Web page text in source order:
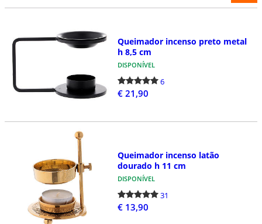
Queimador incenso preto metal
h 8,5 cm
DISPONÍVEL
6
€ 21,90
Queimador incenso latão
dourado h 11 cm
DISPONÍVEL
31
€ 13,90